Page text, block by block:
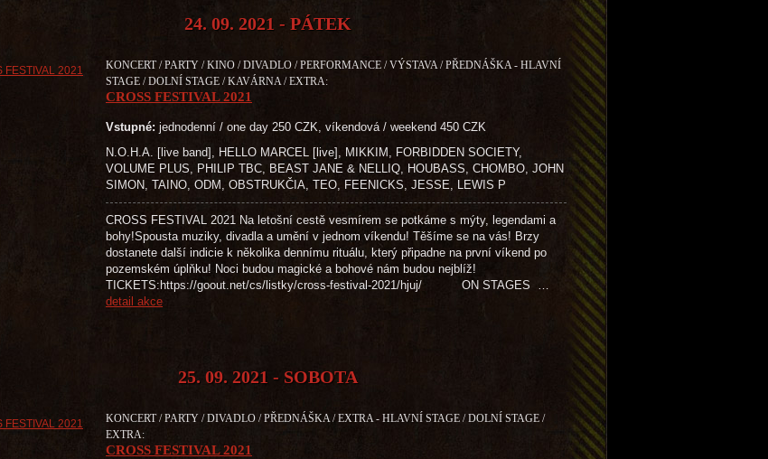
24. 09. 2021 - PÁTEK
KONCERT / PARTY / KINO / DIVADLO / PERFORMANCE / VÝSTAVA / PŘEDNÁŠKA - HLAVNÍ
STAGE / DOLNÍ STAGE / KAVÁRNA / EXTRA:
CROSS FESTIVAL 2021
Vstupné: jednodenní / one day 250 CZK, víkendová / weekend 450 CZK
N.O.H.A. [live band], HELLO MARCEL [live], MIKKIM, FORBIDDEN SOCIETY,
VOLUME PLUS, PHILIP TBC, BEAST JANE & NELLIQ, HOUBASS, CHOMBO, JOHN
SIMON, TAINO, ODM, OBSTRUKČIA, TEO, FEENICKS, JESSE, LEWIS P
CROSS FESTIVAL 2021 Na letošní cestě vesmírem se potkáme s mýty, legendami a
bohy!Spousta muziky, divadla a umění v jednom víkendu! Těšíme se na vás! Brzy
dostanete další indicie k několika dennímu rituálu, který připadne na první víkend po
pozemském úplňku! Noci budou magické a bohové nám budou nejblíž!
TICKETS:https://goout.net/cs/listky/cross-festival-2021/hjuj/ ON STAGES …
detail akce
25. 09. 2021 - SOBOTA
KONCERT / PARTY / DIVADLO / PŘEDNÁŠKA / EXTRA - HLAVNÍ STAGE / DOLNÍ STAGE /
EXTRA:
CROSS FESTIVAL 2021